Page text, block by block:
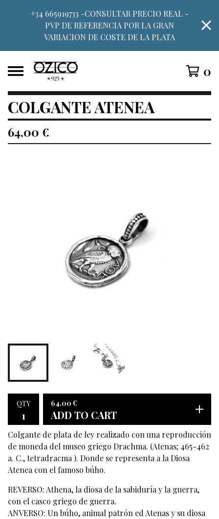
+34 665919733 -CONSULTAR PRECIO REAL -
PVP DE REFERENCIA POR LA GRAN
VARIACION DE COSTE DE LA PLATA
0
COLGANTE ATENEA
64,00 €
QTY 64,00 €
ADD TO CART
Colgante de plata de ley realizado con una reproducción
de moneda del museo griego Drachma. (Atenas; 465-462
a. C., tetradracma ). Donde se representa a la Diosa
Atenea con el famoso búho.
REVERSO: Athena, la diosa de la sabiduría y la guerra,
con el casco griego de guerra.
ANVERSO: Un búho, animal patrón ed Atenas y su diosa